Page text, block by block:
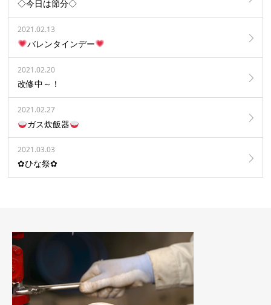
◇今日は節分◇
2021.02.13
バレンタインデー
2021.02.20
改修中～！
2021.02.27
ガス炊飯器
2021.03.03
✿ひな祭✿